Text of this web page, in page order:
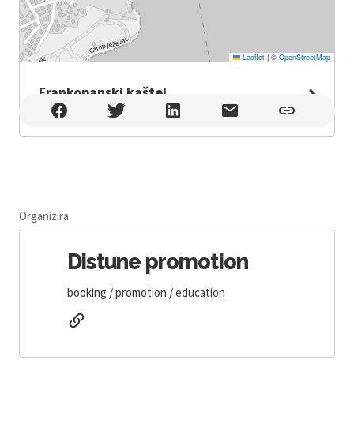
Leaflet |© OpenStreetMap
Frankopanski kaštel
Frankopanski kaštel , Krk
Organizira
Distune promotion
booking / promotion / education